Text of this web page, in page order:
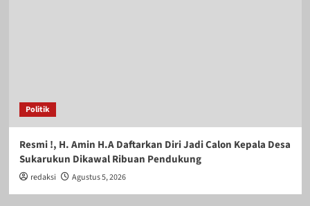
Politik
Resmi !, H. Amin H.A Daftarkan Diri Jadi Calon Kepala Desa
Sukarukun Dikawal Ribuan Pendukung
redaksi Agustus 5, 2026